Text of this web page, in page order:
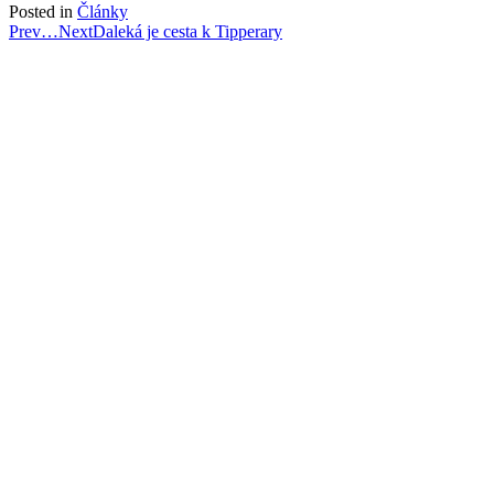
Posted in Články
Post
Prev…NextDaleká je cesta k Tipperary